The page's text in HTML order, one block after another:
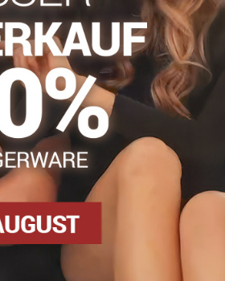
0 Diskussion 0
an der Seite. Sie haben eine
Strumpfhosen DEN Strumpfhosen